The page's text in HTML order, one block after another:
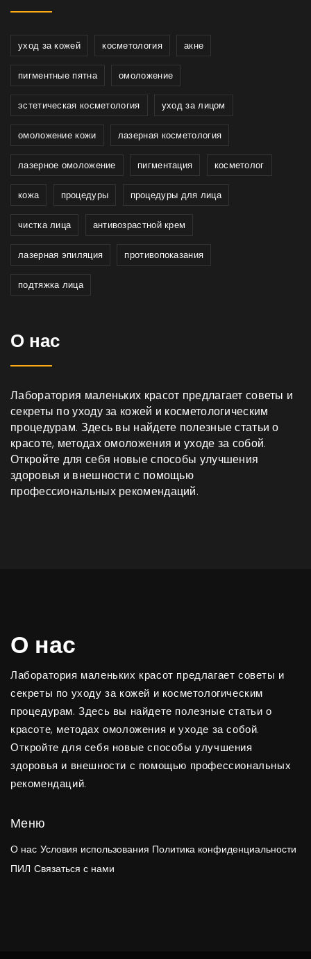
уход за кожей косметология акне
пигментные пятна омоложение
эстетическая косметология уход за лицом
омоложение кожи лазерная косметология
лазерное омоложение пигментация косметолог
кожа процедуры процедуры для лица
чистка лица антивозрастной крем
лазерная эпиляция противопоказания
подтяжка лица
О нас
Лаборатория маленьких красот предлагает советы и
секреты по уходу за кожей и косметологическим
процедурам. Здесь вы найдете полезные статьи о
красоте, методах омоложения и уходе за собой.
Откройте для себя новые способы улучшения
здоровья и внешности с помощью
профессиональных рекомендаций.
О нас
Лаборатория маленьких красот предлагает советы и
секреты по уходу за кожей и косметологическим
процедурам. Здесь вы найдете полезные статьи о
красоте, методах омоложения и уходе за собой.
Откройте для себя новые способы улучшения
здоровья и внешности с помощью профессиональных
рекомендаций.
Меню
О нас Условия использования Политика конфиденциальности
ПИЛ Связаться с нами